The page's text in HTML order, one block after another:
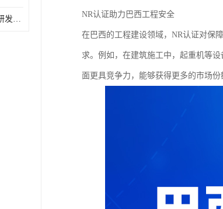
巴西认证资料 稳步提升研发能力
NR认证助力巴西工程安全
在巴西的工程建设领域，NR认证对保
求。例如，在建筑施工中，起重机等
面更具竞争力，能够获得更多的市场